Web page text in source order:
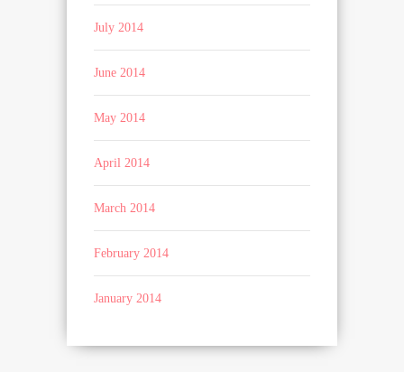
July 2014
June 2014
May 2014
April 2014
March 2014
February 2014
January 2014